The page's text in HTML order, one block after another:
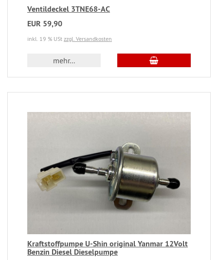
Ventildeckel 3TNE68-AC
EUR 59,90
inkl. 19 % USt zzgl. Versandkosten
mehr...
Kraftstoffpumpe U-Shin original Yanmar 12Volt
Benzin Diesel Dieselpumpe